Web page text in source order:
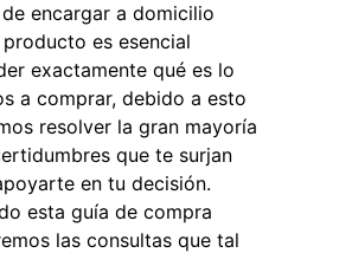
encargar a domicilio
es esencial
exactamente qué es lo
a comprar, debido a esto
resolver la gran mayoría
que te surjan
en tu decisión.
esta guía de compra
las consultas que tal